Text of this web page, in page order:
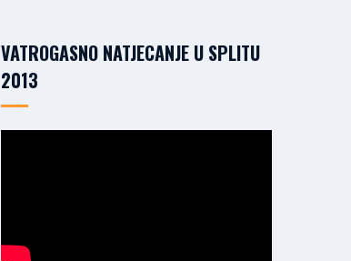
VATROGASNO NATJECANJE U SPLITU
2013